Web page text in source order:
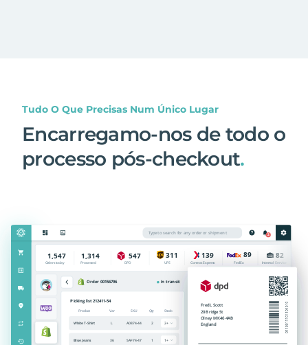
Tudo O Que Precisas Num Único Lugar
Encarregamo-nos de todo o
processo pós-checkout.